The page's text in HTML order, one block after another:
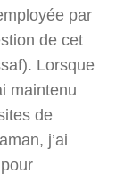
par
de cet
Lorsque
maintenu
de
j’ai